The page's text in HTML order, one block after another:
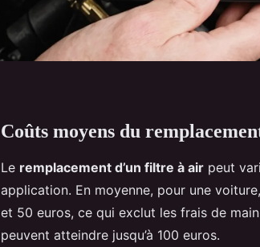
Coûts moyens du
Le remplacement d’un filtre à air peut
application. En moyenne, pour une
et 50 euros, ce qui exclut les frais de
peuvent atteindre jusqu’à 100 euros.